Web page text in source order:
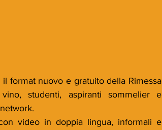
format nuovo e gratuito della Rimessa
studenti, aspiranti sommelier e
video in doppia lingua, informali e